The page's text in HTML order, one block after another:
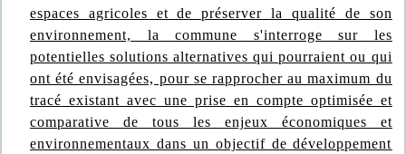
espaces agricoles et de préserver la qualité de son
environnement, la commune s'interroge sur les
potentielles solutions alternatives qui pourraient ou qui
ont été envisagées, pour se rapprocher au maximum du
tracé existant avec une prise en compte optimisée et
comparative de tous les enjeux économiques et
environnementaux dans un objectif de développement